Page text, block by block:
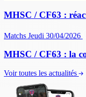
MHSC / CF63 :
Matchs Jeudi 30/04/2026
MHSC / CF63 : la
Voir toutes les actualités